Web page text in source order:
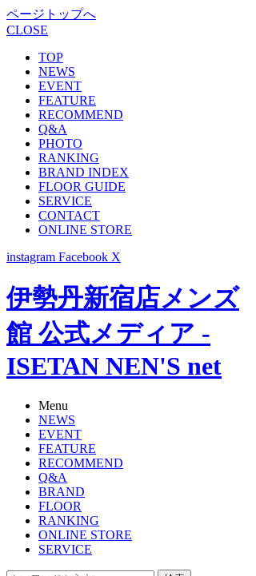
ページトップへ
CLOSE
TOP
NEWS
EVENT
FEATURE
RECOMMEND
Q&A
PHOTO
RANKING
BRAND INDEX
FLOOR GUIDE
SERVICE
CONTACT
ONLINE STORE
instagram Facebook X
伊勢丹新宿店メンズ
館 公式メディア -
ISETAN NEN'S net
Menu
NEWS
EVENT
FEATURE
RECOMMEND
Q&A
BRAND
FLOOR
RANKING
ONLINE STORE
SERVICE